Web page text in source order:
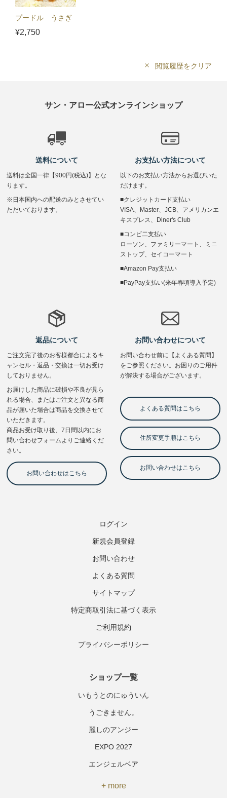
プードル うさぎ
¥2,750
閲覧履歴をクリア
サン・アロー公式オンラインショップ
ログイン
新規会員登録
お問い合わせ
よくある質問
サイトマップ
特定商取引法に基づく表示
ご利用規約
プライバシーポリシー
ショップ一覧
いもうとのにゅういん
うごきません。
麗しのアンジー
EXPO 2027
エンジェルベア
+ more